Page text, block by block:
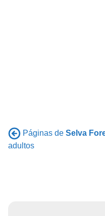
Páginas de Selva
adultos